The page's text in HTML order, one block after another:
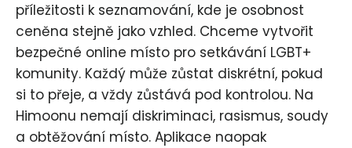
příležitosti k seznamování, kde je osobnost
ceněna stejně jako vzhled. Chceme vytvořit
bezpečné online místo pro setkávání LGBT+
komunity. Každý může zůstat diskrétní, pokud
si to přeje, a vždy zůstává pod kontrolou. Na
Himoonu nemají diskriminaci, rasismus, soudy
a obtěžování místo. Aplikace naopak